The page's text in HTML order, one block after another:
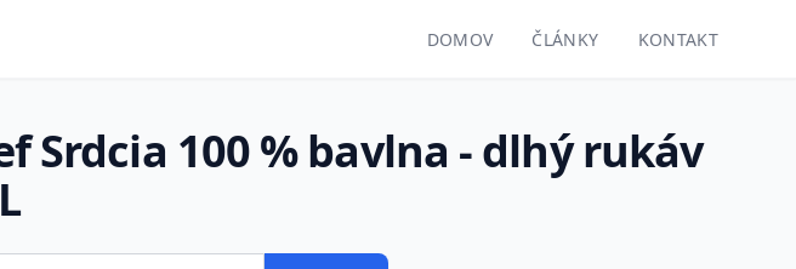
DOMOV ČLÁNKY KONTAKT
Srdcia 100 % bavlna - dlhý rukáv